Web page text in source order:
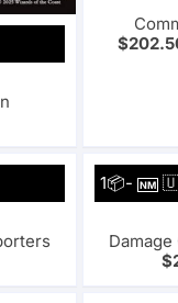
$
1📦-NM
$